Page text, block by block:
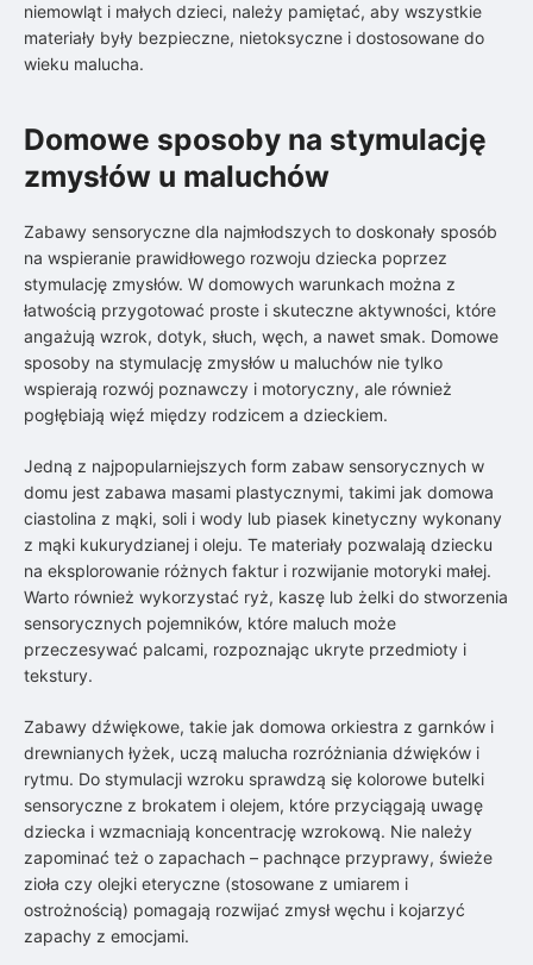
niemowląt i małych dzieci, należy pamiętać, aby wszystkie
materiały były bezpieczne, nietoksyczne i dostosowane do
wieku malucha.
Domowe sposoby na stymulację
zmysłów u maluchów
Zabawy sensoryczne dla najmłodszych to doskonały sposób
na wspieranie prawidłowego rozwoju dziecka poprzez
stymulację zmysłów. W domowych warunkach można z
łatwością przygotować proste i skuteczne aktywności, które
angażują wzrok, dotyk, słuch, węch, a nawet smak. Domowe
sposoby na stymulację zmysłów u maluchów nie tylko
wspierają rozwój poznawczy i motoryczny, ale również
pogłębiają więź między rodzicem a dzieckiem.
Jedną z najpopularniejszych form zabaw sensorycznych w
domu jest zabawa masami plastycznymi, takimi jak domowa
ciastolina z mąki, soli i wody lub piasek kinetyczny wykonany
z mąki kukurydzianej i oleju. Te materiały pozwalają dziecku
na eksplorowanie różnych faktur i rozwijanie motoryki małej.
Warto również wykorzystać ryż, kaszę lub żelki do stworzenia
sensorycznych pojemników, które maluch może
przeczesywać palcami, rozpoznając ukryte przedmioty i
tekstury.
Zabawy dźwiękowe, takie jak domowa orkiestra z garnków i
drewnianych łyżek, uczą malucha rozróżniania dźwięków i
rytmu. Do stymulacji wzroku sprawdzą się kolorowe butelki
sensoryczne z brokatem i olejem, które przyciągają uwagę
dziecka i wzmacniają koncentrację wzrokową. Nie należy
zapominać też o zapachach – pachnące przyprawy, świeże
zioła czy olejki eteryczne (stosowane z umiarem i
ostrożnością) pomagają rozwijać zmysł węchu i kojarzyć
zapachy z emocjami.